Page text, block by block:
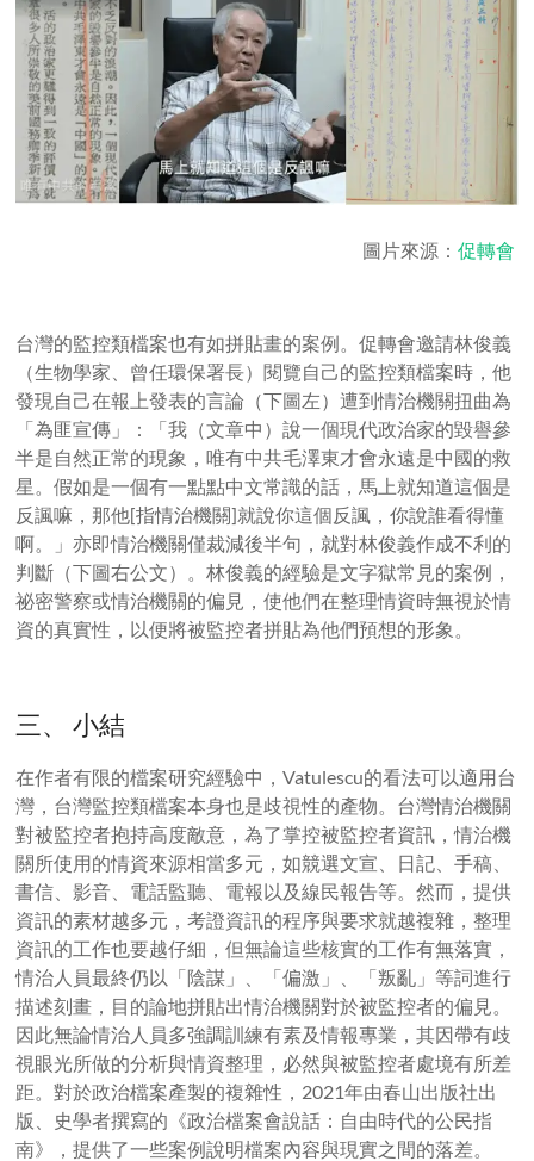
圖片來源： 促轉會
台灣的監控類檔案也有如拼貼畫的案例。促轉會邀請林俊義
（生物學家、曾任環保署長）閱覽自己的監控類檔案時，他
發現自己在報上發表的言論（下圖左）遭到情治機關扭曲為
「為匪宣傳」：「我（文章中）說一個現代政治家的毀譽參
半是自然正常的現象，唯有中共毛澤東才會永遠是中國的救
星。假如是一個有一點點中文常識的話，馬上就知道這個是
反諷嘛，那他[指情治機關]就說你這個反諷，你說誰看得懂
啊。」亦即情治機關僅裁減後半句，就對林俊義作成不利的
判斷（下圖右公文）。林俊義的經驗是文字獄常見的案例，
祕密警察或情治機關的偏見，使他們在整理情資時無視於情
資的真實性，以便將被監控者拼貼為他們預想的形象。
三、 小結
在作者有限的檔案研究經驗中，Vatulescu的看法可以適用台
灣，台灣監控類檔案本身也是歧視性的產物。台灣情治機關
對被監控者抱持高度敵意，為了掌控被監控者資訊，情治機
關所使用的情資來源相當多元，如競選文宣、日記、手稿、
書信、影音、電話監聽、電報以及線民報告等。然而，提供
資訊的素材越多元，考證資訊的程序與要求就越複雜，整理
資訊的工作也要越仔細，但無論這些核實的工作有無落實，
情治人員最終仍以「陰謀」、「偏激」、「叛亂」等詞進行
描述刻畫，目的論地拼貼出情治機關對於被監控者的偏見。
因此無論情治人員多強調訓練有素及情報專業，其因帶有歧
視眼光所做的分析與情資整理，必然與被監控者處境有所差
距。對於政治檔案產製的複雜性，2021年由春山出版社出
版、史學者撰寫的《政治檔案會說話：自由時代的公民指
南》，提供了一些案例說明檔案內容與現實之間的落差。